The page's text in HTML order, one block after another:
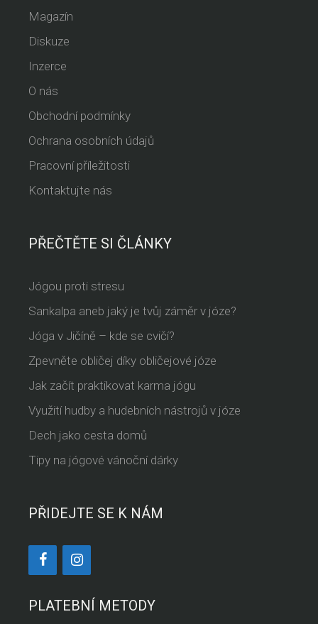
Magazín
Diskuze
Inzerce
O nás
Obchodní podmínky
Ochrana osobních údajů
Pracovní příležitosti
Kontaktujte nás
PŘEČTĚTE SI ČLÁNKY
Jógou proti stresu
Sankalpa aneb jaký je tvůj záměr v józe?
Jóga v Jičíně – kde se cvičí?
Zpevněte obličej díky obličejové józe
Jak začít praktikovat karma jógu
Využití hudby a hudebních nástrojů v józe
Dech jako cesta domů
Tipy na jógové vánoční dárky
PŘIDEJTE SE K NÁM
PLATEBNÍ METODY